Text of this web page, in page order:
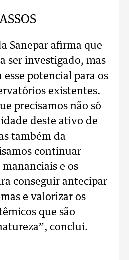
Sanepar afirma que
ser investigado, mas
potencial para os
existentes.
precisamos não só
deste ativo de
também da
continuar
e os
conseguir antecipar
e valorizar os
que são
conclui.